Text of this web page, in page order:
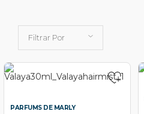
Filtrar Por
PARFUMS DE MARLY